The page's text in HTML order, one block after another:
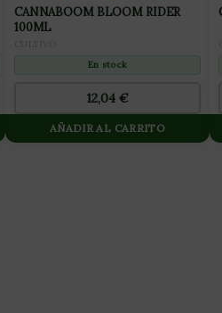
CANNABOOM BLOOM RIDER
100ML
En stock
12,04 €
AÑADIR AL CARRITO